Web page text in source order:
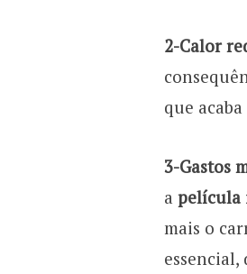
2-Calor
que
3-Gastos
a película
mais o